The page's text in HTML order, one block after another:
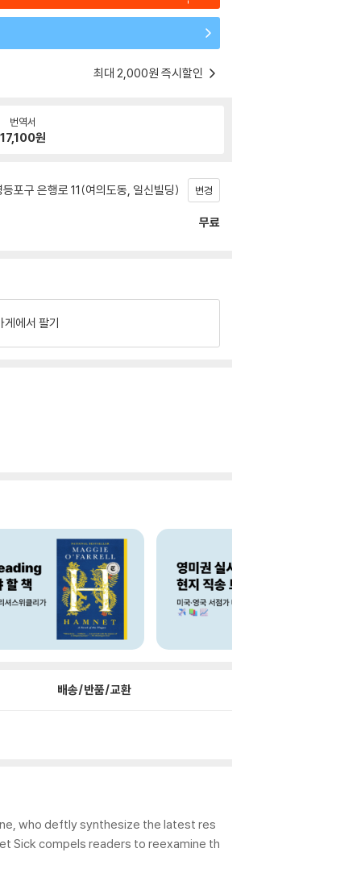
최대 2,000원 즉시할인
번역서
17,100원
포구 은행로 11(여의도동, 일신빌딩) 변경
무료
게에서 팔기
배송/반품/교환
who deftly synthesize the latest res
Sick compels readers to reexamine th